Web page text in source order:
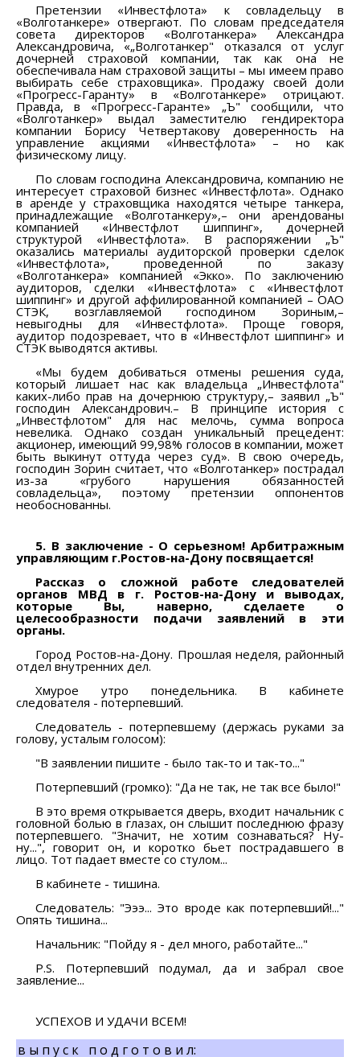
Претензии «Инвестфлота» к совладельцу в
«Волготанкере» отвергают. По словам председателя
совета директоров «Волготанкера» Александра
Александровича, «„Волготанкер" отказался от услуг
дочерней страховой компании, так как она не
обеспечивала нам страховой защиты – мы имеем право
выбирать себе страховщика». Продажу своей доли
«Прогресс-Гаранту» в «Волготанкере» отрицают.
Правда, в «Прогресс-Гаранте» „Ъ" сообщили, что
«Волготанкер» выдал заместителю гендиректора
компании Борису Четвертакову доверенность на
управление акциями «Инвестфлота» – но как
физическому лицу.
По словам господина Александровича, компанию не
интересует страховой бизнес «Инвестфлота». Однако
в аренде у страховщика находятся четыре танкера,
принадлежащие «Волготанкеру»,– они арендованы
компанией «Инвестфлот шиппинг», дочерней
структурой «Инвестфлота». В распоряжении „Ъ"
оказались материалы аудиторской проверки сделок
«Инвестфлота», проведенной по заказу
«Волготанкера» компанией «Экко». По заключению
аудиторов, сделки «Инвестфлота» с «Инвестфлот
шиппинг» и другой аффилированной компанией – ОАО
СТЭК, возглавляемой господином Зориным,–
невыгодны для «Инвестфлота». Проще говоря,
аудитор подозревает, что в «Инвестфлот шиппинг» и
СТЭК выводятся активы.
«Мы будем добиваться отмены решения суда,
который лишает нас как владельца „Инвестфлота"
каких-либо прав на дочернюю структуру,– заявил „Ъ"
господин Александрович.– В принципе история с
„Инвестфлотом" для нас мелочь, сумма вопроса
невелика. Однако создан уникальный прецедент:
акционер, имеющий 99,98% голосов в компании, может
быть выкинут оттуда через суд». В свою очередь,
господин Зорин считает, что «Волготанкер» пострадал
из-за «грубого нарушения обязанностей
совладельца», поэтому претензии оппонентов
необоснованны.
5. В заключение - О серьезном! Арбитражным
управляющим г.Ростов-на-Дону посвящается!
Рассказ о сложной работе следователей
органов МВД в г. Ростов-на-Дону и выводах,
которые Вы, наверно, сделаете о
целесообразности подачи заявлений в эти
органы.
Город Ростов-на-Дону. Прошлая неделя, районный
отдел внутренних дел.
Хмурое утро понедельника. В кабинете
следователя - потерпевший.
Следователь - потерпевшему (держась руками за
голову, усталым голосом):
"В заявлении пишите - было так-то и так-то..."
Потерпевший (громко): "Да не так, не так все было!"
В это время открывается дверь, входит начальник с
головной болью в глазах, он слышит последнюю фразу
потерпевшего. "Значит, не хотим сознаваться? Ну-
ну...", говорит он, и коротко бьет пострадавшего в
лицо. Тот падает вместе со стулом...
В кабинете - тишина.
Следователь: "Эээ... Это вроде как потерпевший!..."
Опять тишина...
Начальник: "Пойду я - дел много, работайте..."
P.S. Потерпевший подумал, да и забрал свое
заявление...
УСПЕХОВ И УДАЧИ ВСЕМ!
в ы п у с к п о д г о т о в и л: